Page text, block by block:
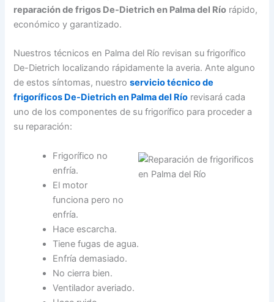
reparación de frigos De-Dietrich en Palma del Río rápido,
económico y garantizado.
Nuestros técnicos en Palma del Río revisan su frigorífico
De-Dietrich localizando rápidamente la averia. Ante alguno
de estos síntomas, nuestroservicio técnico de
frigoríficos De-Dietrich en Palma del Río revisará cada
uno de los componentes de su frigorífico para proceder a
su reparación:
Frigorífico no
enfría.
El motor
funciona pero no
enfría.
Hace escarcha.
Tiene fugas de agua.
Enfría demasiado.
No cierra bien.
Ventilador averiado.